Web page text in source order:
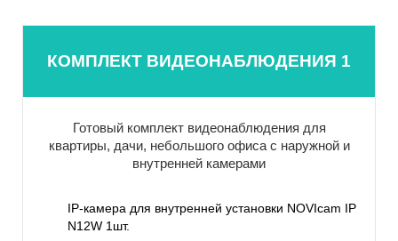
КОМПЛЕКТ ВИДЕОНАБЛЮДЕНИЯ 1
Готовый комплект видеонаблюдения для
квартиры, дачи, небольшого офиса с наружной и
внутренней камерами
IP-камера для внутренней установки NOVIcam IP
N12W 1шт.